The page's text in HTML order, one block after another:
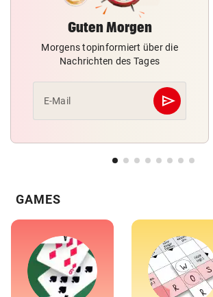
Guten Morgen
Morgens topinformiert über die
Nachrichten des Tages
E-Mail send
Abschicken
GAMES